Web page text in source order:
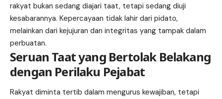
rakyat bukan sedang diajari taat, tetapi sedang diuji
kesabarannya. Kepercayaan tidak lahir dari pidato,
melainkan dari kejujuran dan integritas yang tampak dalam
perbuatan.
Seruan Taat yang Bertolak Belakang
dengan Perilaku Pejabat
Rakyat diminta tertib dalam mengurus kewajiban, tetapi